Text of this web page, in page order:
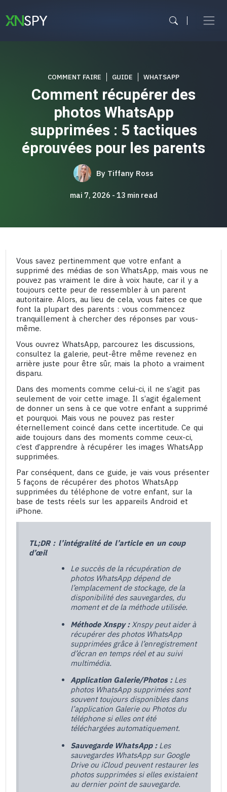
au
contenu
COMMENT FAIRE GUIDE WHATSAPP
Comment récupérer des
photos WhatsApp
supprimées : 5 tactiques
éprouvées pour les parents
By Tiffany Ross
mai 7, 2026 13 min read
Vous savez pertinemment que votre enfant a
supprimé des médias de son WhatsApp, mais vous ne
pouvez pas vraiment le dire à voix haute, car il y a
toujours cette peur de ressembler à un parent
autoritaire. Alors, au lieu de cela, vous faites ce que
font la plupart des parents : vous commencez
tranquillement à chercher des réponses par vous-
même.
Vous ouvrez WhatsApp, parcourez les discussions,
consultez la galerie, peut-être même revenez en
arrière juste pour être sûr, mais la photo a vraiment
disparu.
Dans des moments comme celui-ci, il ne s’agit pas
seulement de voir cette image. Il s’agit également
de donner un sens à ce que votre enfant a supprimé
et pourquoi. Mais vous ne pouvez pas rester
éternellement coincé dans cette incertitude. Ce qui
aide toujours dans des moments comme ceux-ci,
c’est d’apprendre à récupérer les images WhatsApp
supprimées.
Par conséquent, dans ce guide, je vais vous présenter
5 façons de récupérer des photos WhatsApp
supprimées du téléphone de votre enfant, sur la
base de tests réels sur les appareils Android et
iPhone.
TL;DR : l’intégralité de l’article en un coup
d’œil
Le succès de la récupération de
photos WhatsApp dépend de
l’emplacement de stockage, de la
disponibilité des sauvegardes, du
moment et de la méthode utilisée.
Méthode Xnspy :Xnspy peut aider à
récupérer des photos WhatsApp
supprimées grâce à l’enregistrement
d’écran en temps réel et au suivi
multimédia.
Application Galerie/Photos :Les
photos WhatsApp supprimées sont
souvent toujours disponibles dans
l’application Galerie ou Photos du
téléphone si elles ont été
téléchargées automatiquement.
Sauvegarde WhatsApp : Les
sauvegardes WhatsApp sur Google
Drive ou iCloud peuvent restaurer les
photos supprimées si elles existaient
au dernier point de sauvegarde.